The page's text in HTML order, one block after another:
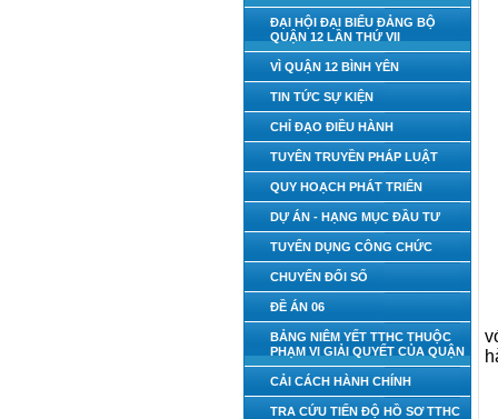
ĐẠI HỘI ĐẠI BIỂU ĐẢNG BỘ
QUẬN 12 LẦN THỨ VII
VÌ QUẬN 12 BÌNH YÊN
TIN TỨC SỰ KIỆN
CHỈ ĐẠO ĐIỀU HÀNH
TUYÊN TRUYỀN PHÁP LUẬT
QUY HOẠCH PHÁT TRIỂN
DỰ ÁN - HẠNG MỤC ĐẦU TƯ
TUYỂN DỤNG CÔNG CHỨC
CHUYỂN ĐỔI SỐ
ĐỀ ÁN 06
BẢNG NIÊM YẾT TTHC THUỘC
PHẠM VI GIẢI QUYẾT CỦA QUẬN
CẢI CÁCH HÀNH CHÍNH
TRA CỨU TIẾN ĐỘ HỒ SƠ TTHC